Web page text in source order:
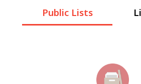
Public Lists